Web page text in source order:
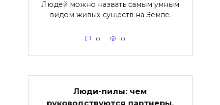
Людей можно назвать самым умным
видом живых существ на Земле.
0 0
Люди-пилы: чем
руководствуются партнеры,